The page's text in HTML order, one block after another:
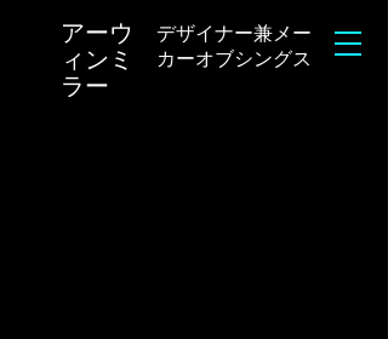
アーウ
ィンミ
ラー
デザイナー兼メー
カーオブシングス